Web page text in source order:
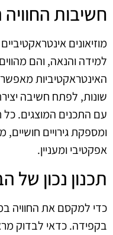
חשיבות
מוזיאונים
למידה והנאה, והם
האינטראקטיביות
שונות, לפתח חשיבה
עם התכנים המוצגים. כל
ומספקת גירויים
אפקטיבי ומעניין.
תכנון נכון של
כדי למקסם את החוויה
בקפידה. כדאי לבדוק